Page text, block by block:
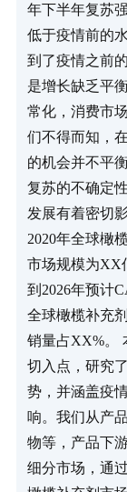
年下半年复苏
低于疫情前的
到了疫情之前
是增长缺乏平
常化，消费市
们不得而知，
的机会并不平
复苏的不确定
发展有着密切
2020年全球橄
市场规模为XX
到2026年预计
全球橄榄补充
销量占XX%。
切入点，研究
势，并涵盖疫
响。我们从产
物等，产品下
细分市场，通